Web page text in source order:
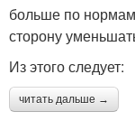
больше по
сторону
Из этого следует:
читать дальше →